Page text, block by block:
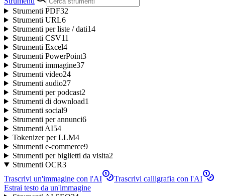
Strumenti PDF32
Strumenti URL6
Strumenti per liste / dati14
Strumenti CSV11
Strumenti Excel4
Strumenti PowerPoint3
Strumenti immagine37
Strumenti video24
Strumenti audio27
Strumenti per podcast2
Strumenti di download1
Strumenti social9
Strumenti per annunci6
Strumenti AI54
Tokenizer per LLM4
Strumenti e-commerce9
Strumenti per biglietti da visita2
Strumenti OCR3
Trascrivi un'immagine con l'AI
Trascrivi calligrafia con l'AI
Estrai testo da un'immagine